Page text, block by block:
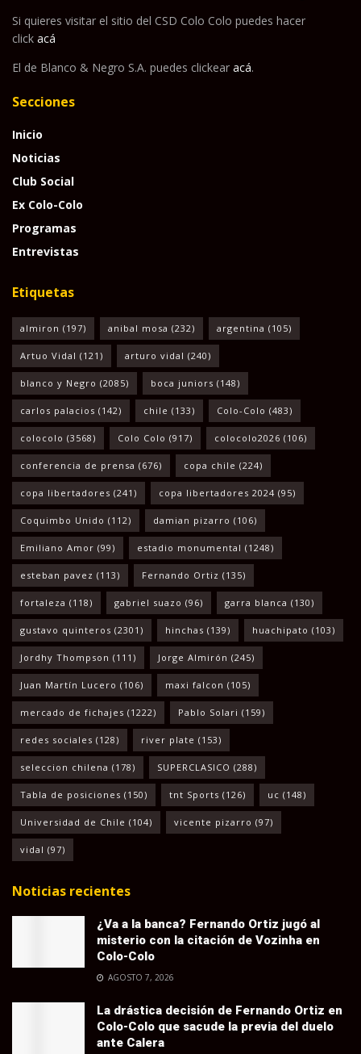
Si quieres visitar el sitio del CSD Colo Colo puedes hacer
click acá
El de Blanco & Negro S.A. puedes clickear acá.
Secciones
Inicio
Noticias
Club Social
Ex Colo-Colo
Programas
Entrevistas
Etiquetas
almiron (197) anibal mosa (232) argentina (105)
Artuo Vidal (121) arturo vidal (240)
blanco y Negro (2085) boca juniors (148)
carlos palacios (142) chile (133) Colo-Colo (483)
colocolo (3568) Colo Colo (917) colocolo2026 (106)
conferencia de prensa (676) copa chile (224)
copa libertadores (241) copa libertadores 2024 (95)
Coquimbo Unido (112) damian pizarro (106)
Emiliano Amor (99) estadio monumental (1248)
esteban pavez (113) Fernando Ortiz (135)
fortaleza (118) gabriel suazo (96) garra blanca (130)
gustavo quinteros (2301) hinchas (139) huachipato (103)
Jordhy Thompson (111) Jorge Almirón (245)
Juan Martín Lucero (106) maxi falcon (105)
mercado de fichajes (1222) Pablo Solari (159)
redes sociales (128) river plate (153)
seleccion chilena (178) SUPERCLASICO (288)
Tabla de posiciones (150) tnt Sports (126) uc (148)
Universidad de Chile (104) vicente pizarro (97)
vidal (97)
Noticias recientes
¿Va a la banca? Fernando Ortiz jugó al
misterio con la citación de Vozinha en
Colo-Colo
AGOSTO 7, 2026
La drástica decisión de Fernando Ortiz en
Colo-Colo que sacude la previa del duelo
ante Calera